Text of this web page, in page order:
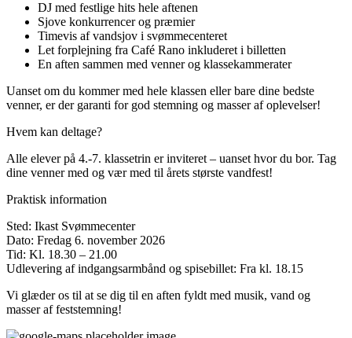
DJ med festlige hits hele aftenen
Sjove konkurrencer og præmier
Timevis af vandsjov i svømmecenteret
Let forplejning fra Café Rano inkluderet i billetten
En aften sammen med venner og klassekammerater
Uanset om du kommer med hele klassen eller bare dine bedste
venner, er der garanti for god stemning og masser af oplevelser!
Hvem kan deltage?
Alle elever på 4.-7. klassetrin er inviteret – uanset hvor du bor. Tag
dine venner med og vær med til årets største vandfest!
Praktisk information
Sted: Ikast Svømmecenter
Dato: Fredag 6. november 2026
Tid: Kl. 18.30 – 21.00
Udlevering af indgangsarmbånd og spisebillet: Fra kl. 18.15
Vi glæder os til at se dig til en aften fyldt med musik, vand og
masser af feststemning!